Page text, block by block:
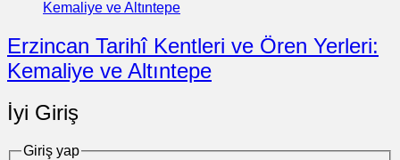
Erzincan Tarihî Kentleri ve Ören Yerleri:
Kemaliye ve Altıntepe
İyi Giriş
Giriş yap